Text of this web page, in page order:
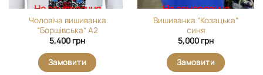
На замовлення
Чоловіча вишиванка
“Борщівська” А2
5,400 грн
Замовити
На замовлення
Вишиванка “Козацька”
синя
5,000 грн
Замовити